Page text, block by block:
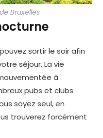
Bruxelles
sortir le soir afin
séjour. La vie
à
pubs et clubs
soyez seul, en
trouverez forcément